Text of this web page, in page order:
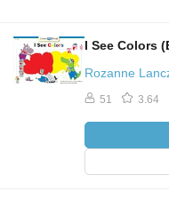
I See Colors
Rozanne
51 3.64